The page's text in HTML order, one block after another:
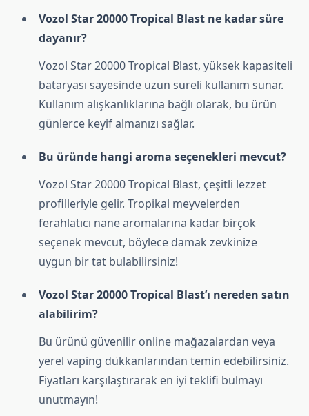
Vozol Star 20000 Tropical Blast ne kadar süre
dayanır?
Vozol Star 20000 Tropical Blast, yüksek kapasiteli
bataryası sayesinde uzun süreli kullanım sunar.
Kullanım alışkanlıklarına bağlı olarak, bu ürün
günlerce keyif almanızı sağlar.
Bu üründe hangi aroma seçenekleri mevcut?
Vozol Star 20000 Tropical Blast, çeşitli lezzet
profilleriyle gelir. Tropikal meyvelerden
ferahlatıcı nane aromalarına kadar birçok
seçenek mevcut, böylece damak zevkinize
uygun bir tat bulabilirsiniz!
Vozol Star 20000 Tropical Blast’ı nereden satın
alabilirim?
Bu ürünü güvenilir online mağazalardan veya
yerel vaping dükkanlarından temin edebilirsiniz.
Fiyatları karşılaştırarak en iyi teklifi bulmayı
unutmayın!